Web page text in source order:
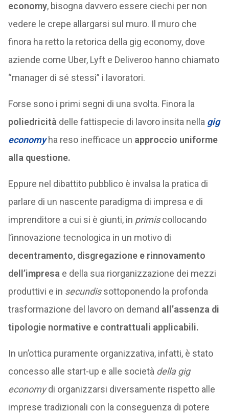
economy, bisogna davvero essere ciechi per non
vedere le crepe allargarsi sul muro. Il muro che
finora ha retto la retorica della gig economy, dove
aziende come Uber, Lyft e Deliveroo hanno chiamato
“manager di sé stessi” i lavoratori.
Forse sono i primi segni di una svolta. Finora la
poliedricità delle fattispecie di lavoro insita nella gig
economy ha reso inefficace un approccio uniforme
alla questione.
Eppure nel dibattito pubblico è invalsa la pratica di
parlare di un nascente paradigma di impresa e di
imprenditore a cui si è giunti, in primiscollocando
l’innovazione tecnologica in un motivo di
decentramento, disgregazione e rinnovamento
dell’impresa e della sua riorganizzazione dei mezzi
produttivi e in secundissottoponendo la profonda
trasformazione del lavoro on demand all’assenza di
tipologie normative e contrattuali applicabili.
In un’ottica puramente organizzativa, infatti, è stato
concesso alle start-up e alle società della gig
economydi organizzarsi diversamente rispetto alle
imprese tradizionali con la conseguenza di potere